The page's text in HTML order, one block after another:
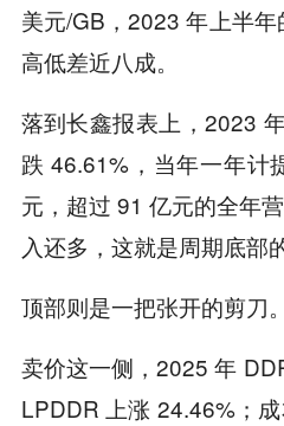
美元/GB，2023 年上半年
高低差近八成。
落到长鑫报表上，2023
跌 46.61%，当年一年计
元，超过 91 亿元的全年
入还多，这就是周期底部
顶部则是一把张开的剪刀。
卖价这一侧，2025 年
LPDDR 上涨 24.46%；